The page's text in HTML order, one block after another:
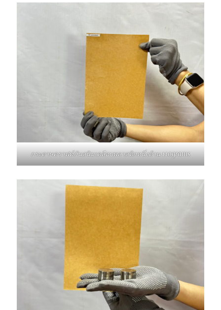
กระดาษคราฟท์กันสนิมเคลือบพลาสติกหนึ่งด้าน 110grams